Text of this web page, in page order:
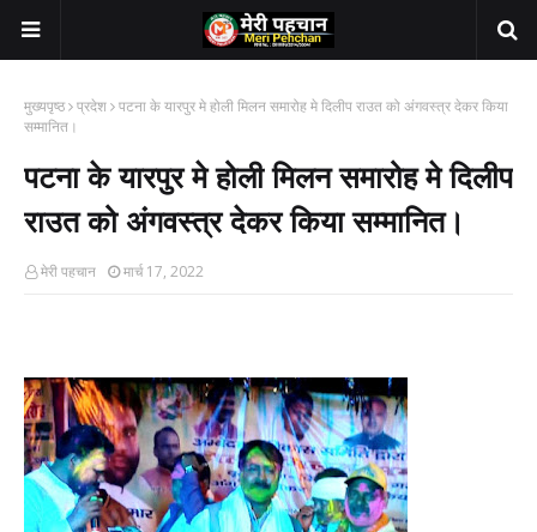
मुख्यपृष्ठ प्रदेश पटना के यारपुर मे होली मिलन समारोह मे दिलीप राउत को अंगवस्त्र देकर किया
सम्मानित।
पटना के यारपुर मे होली मिलन समारोह मे दिलीप
राउत को अंगवस्त्र देकर किया सम्मानित।
मेरी पहचान मार्च 17, 2022